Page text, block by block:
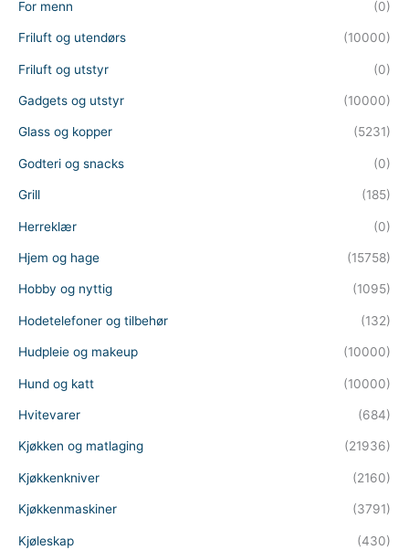
For menn (0)
Friluft og utendørs (10000)
Friluft og utstyr (0)
Gadgets og utstyr (10000)
Glass og kopper (5231)
Godteri og snacks (0)
Grill (185)
Herreklær (0)
Hjem og hage (15758)
Hobby og nyttig (1095)
Hodetelefoner og tilbehør (132)
Hudpleie og makeup (10000)
Hund og katt (10000)
Hvitevarer (684)
Kjøkken og matlaging (21936)
Kjøkkenkniver (2160)
Kjøkkenmaskiner (3791)
Kjøleskap (430)